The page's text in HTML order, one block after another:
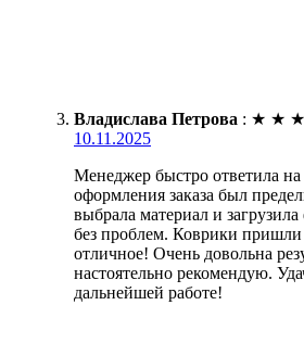
Владислава Петрова : ★ ★ ★
10.11.2025
Менеджер быстро ответила
оформления заказа был
выбрала материал и
без проблем. Коврики пришли
отличное! Очень довольна
настоятельно рекомендую.
дальнейшей работе!